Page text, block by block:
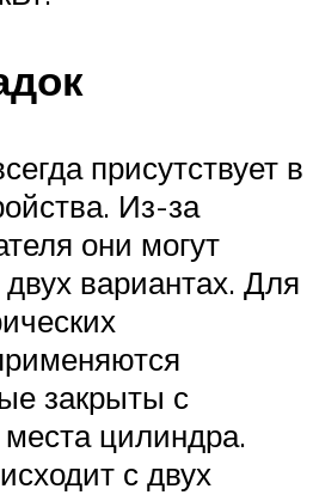
присутствует в
Из-за
они могут
вариантах. Для
закрыты с
места цилиндра.
с двух